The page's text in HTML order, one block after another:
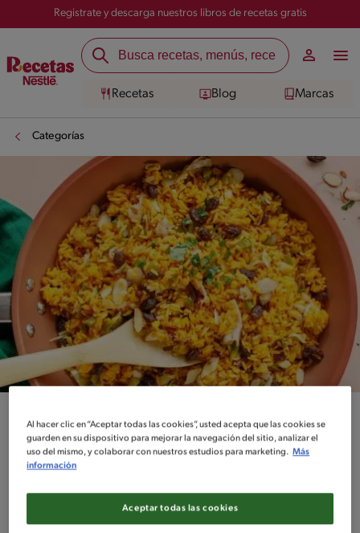
Registrate y descarga nuestros libros de recetas gratis
Recetas Blog Marcas
Categorías
Fácil
Arroz Para Navidad
Al hacer clic en “Aceptar todas las cookies”, usted acepta que las cookies se
guarden en su dispositivo para mejorar la navegación del sitio, analizar el
uso del mismo, y colaborar con nuestros estudios para marketing. Más
información
Aceptar todas las cookies